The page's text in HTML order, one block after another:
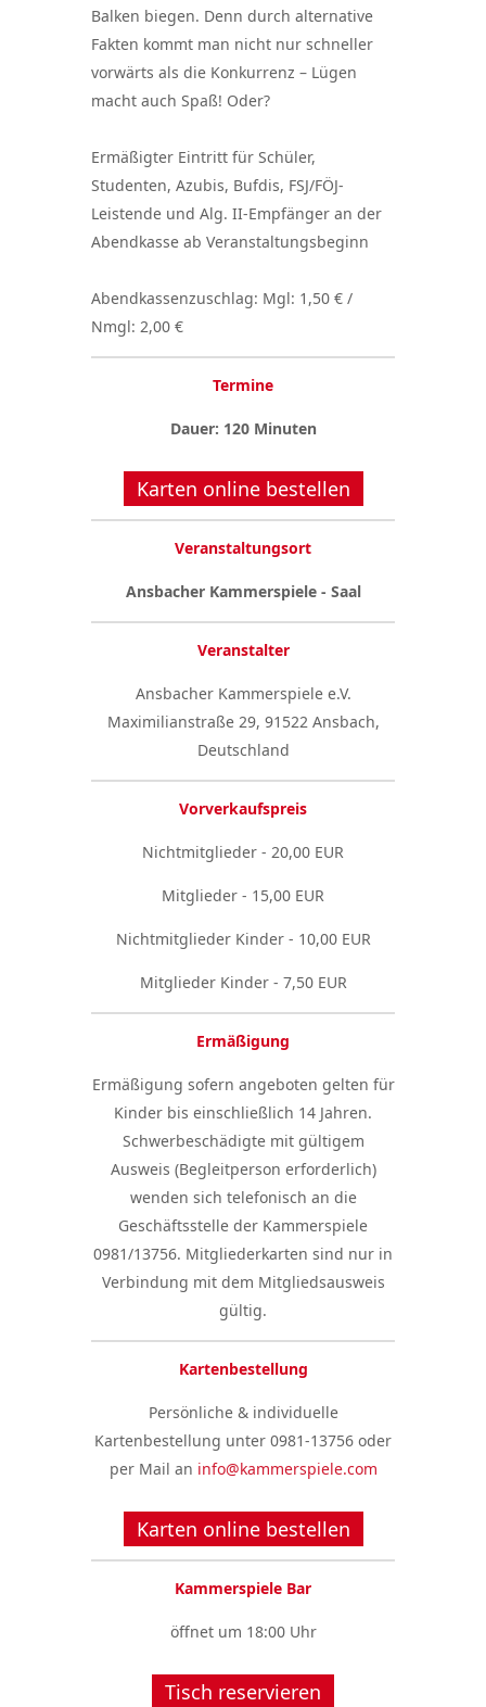
Balken biegen. Denn durch alternative
Fakten kommt man nicht nur schneller
vorwärts als die Konkurrenz – Lügen
macht auch Spaß! Oder?
Ermäßigter Eintritt für Schüler,
Studenten, Azubis, Bufdis, FSJ/FÖJ-
Leistende und Alg. II-Empfänger an der
Abendkasse ab Veranstaltungsbeginn
Abendkassenzuschlag: Mgl: 1,50 € /
Nmgl: 2,00 €
Termine
Dauer: 120 Minuten
Karten online bestellen
Veranstaltungsort
Ansbacher Kammerspiele - Saal
Veranstalter
Ansbacher Kammerspiele e.V.
Maximilianstraße 29, 91522 Ansbach,
Deutschland
Vorverkaufspreis
Nichtmitglieder - 20,00 EUR
Mitglieder - 15,00 EUR
Nichtmitglieder Kinder - 10,00 EUR
Mitglieder Kinder - 7,50 EUR
Ermäßigung
Ermäßigung sofern angeboten gelten für
Kinder bis einschließlich 14 Jahren.
Schwerbeschädigte mit gültigem
Ausweis (Begleitperson erforderlich)
wenden sich telefonisch an die
Geschäftsstelle der Kammerspiele
0981/13756. Mitgliederkarten sind nur in
Verbindung mit dem Mitgliedsausweis
gültig.
Kartenbestellung
Persönliche & individuelle
Kartenbestellung unter 0981-13756 oder
per Mail an info@kammerspiele.com
Karten online bestellen
Kammerspiele Bar
öffnet um 18:00 Uhr
Tisch reservieren